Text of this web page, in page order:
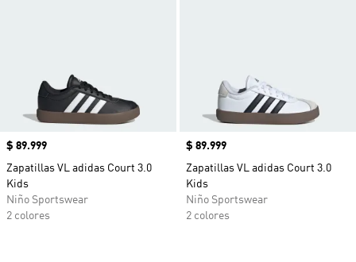
Precio
$ 89.999
Zapatillas VL adidas Court 3.0
Kids
Niño Sportswear
2 colores
Precio
$ 89.999
Zapatillas VL adidas Court 3.0
Kids
Niño Sportswear
2 colores